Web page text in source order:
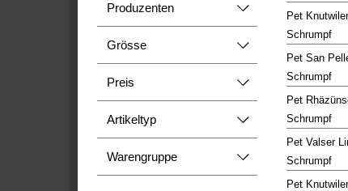
Produzenten
Grösse
Preis
Artikeltyp
Warengruppe
Pet
Schrumpf
Pet San
Schrumpf
Pet
Schrumpf
Pet Valser
Schrumpf
Pet